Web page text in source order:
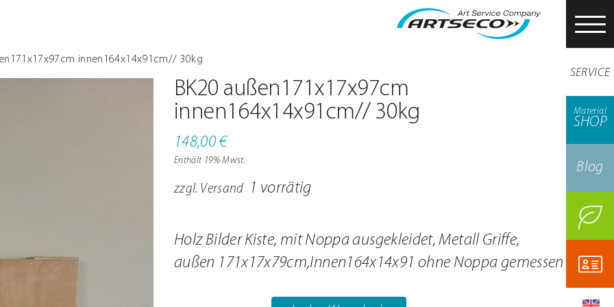
SERVICE
Material
SHOP
Blog
innen164x14x91cm// 30kg
BK20 außen171x17x97cm
innen164x14x91cm// 30kg
148,00 €
Enthält 19% Mwst.
zzgl. Versand 1 vorrätig
Holz Bilder Kiste, mit Noppa ausgekleidet, Metall Griffe,
außen 171x17x79cm,Innen164x14x91 ohne Noppa gemessen